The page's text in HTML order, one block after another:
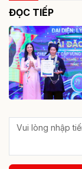
ĐỌC TIẾP